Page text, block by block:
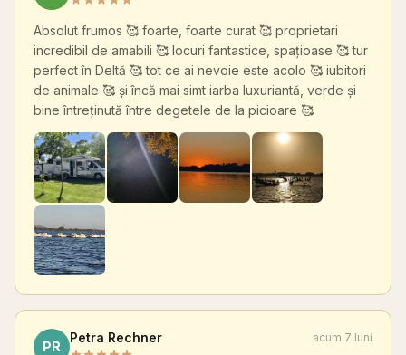
Absolut frumos 🥰 foarte, foarte curat 🥰 proprietari
incredibil de amabili 🥰 locuri fantastice, spațioase 🥰 tur
perfect în Deltă 🥰 tot ce ai nevoie este acolo 🥰 iubitori
de animale 🥰 și încă mai simt iarba luxuriantă, verde și
bine întreținută între degetele de la picioare 🥰
PR
Petra Rechner acum 7 luni